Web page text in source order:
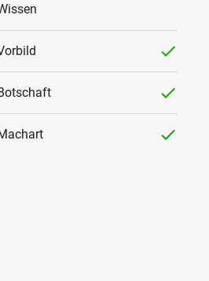
checked
checked
checked